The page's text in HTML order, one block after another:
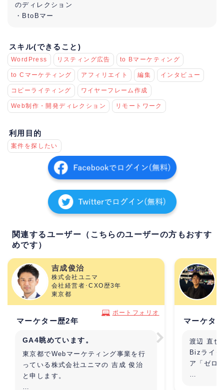
のディレクション
・BtoBマー
スキル(できること)
WordPress リスティング広告 to Bマーケティング
to Cマーケティング アフィリエイト 編集 インタビュー
コピーライティング ワイヤーフレーム作成
Web制作・開発ディレクション リモートワーク
利用目的
案件を探したい
関連するユーザー（こちらのユーザーの方もおすす
めです）
吉成俊治
株式会社ユニマ
会社経営者･CXO歴3年
東京都
ポートフォリオ
マーケター歴2年
GA4眺めています。
東京都でWebマーケティング事業を行
っている株式会社ユニマの 吉成 俊治
と申します。
マーケタ
渡辺 直也
Bizライタ
ア「ゼロ